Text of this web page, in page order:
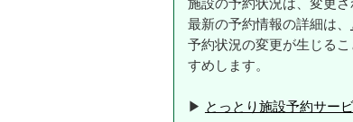
施設の予約状況は、変更さ
最新の予約情報の詳細は、
予約状況の変更が生じる
すめします。
▶ とっとり施設予約サー